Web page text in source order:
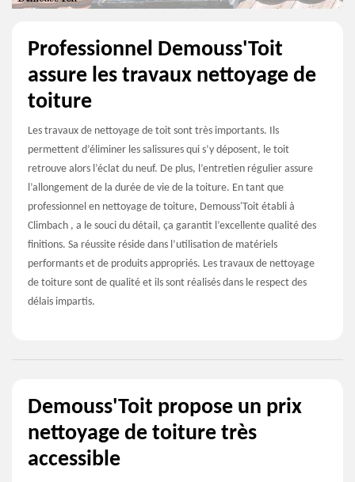
Professionnel Demouss'Toit
assure les travaux nettoyage de
toiture
Les travaux de nettoyage de toit sont très importants. Ils
permettent d’éliminer les salissures qui s’y déposent, le toit
retrouve alors l’éclat du neuf. De plus, l’entretien régulier assure
l’allongement de la durée de vie de la toiture. En tant que
professionnel en nettoyage de toiture, Demouss'Toit établi à
Climbach , a le souci du détail, ça garantit l’excellente qualité des
finitions. Sa réussite réside dans l’utilisation de matériels
performants et de produits appropriés. Les travaux de nettoyage
de toiture sont de qualité et ils sont réalisés dans le respect des
délais impartis.
Demouss'Toit propose un prix
nettoyage de toiture très
accessible